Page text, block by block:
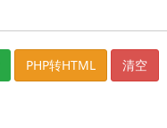
PHP转HTML 清空